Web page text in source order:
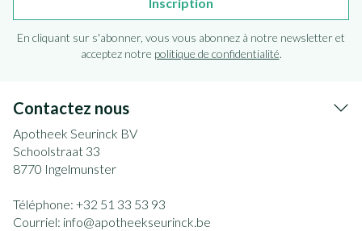
En cliquant sur s'abonner, vous vous abonnez à notre newsletter et
acceptez notre politique de confidentialité.
Contactez nous
Apotheek Seurinck BV
Schoolstraat 33
8770 Ingelmunster
Téléphone: +32 51 33 53 93
Courriel: info@apotheekseurinck.be